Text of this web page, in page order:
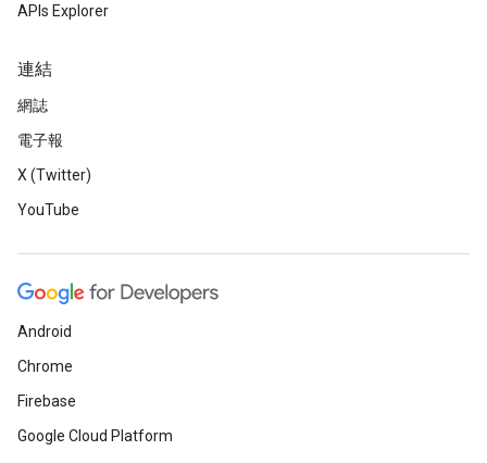
APIs Explorer
連結
網誌
電子報
X (Twitter)
YouTube
Android
Chrome
Firebase
Google Cloud Platform